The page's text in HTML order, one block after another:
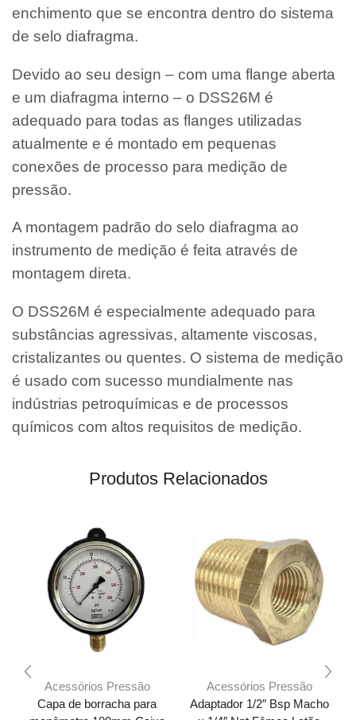
enchimento que se encontra dentro do sistema
de selo diafragma.
Devido ao seu design – com uma flange aberta
e um diafragma interno – o DSS26M é
adequado para todas as flanges utilizadas
atualmente e é montado em pequenas
conexões de processo para medição de
pressão.
A montagem padrão do selo diafragma ao
instrumento de medição é feita através de
montagem direta.
O DSS26M é especialmente adequado para
substâncias agressivas, altamente viscosas,
cristalizantes ou quentes. O sistema de medição
é usado com sucesso mundialmente nas
indústrias petroquímicas e de processos
químicos com altos requisitos de medição.
Produtos Relacionados
Acessórios Pressão
Capa de borracha para
Acessórios Pressão
Adaptador 1/2″ Bsp Macho